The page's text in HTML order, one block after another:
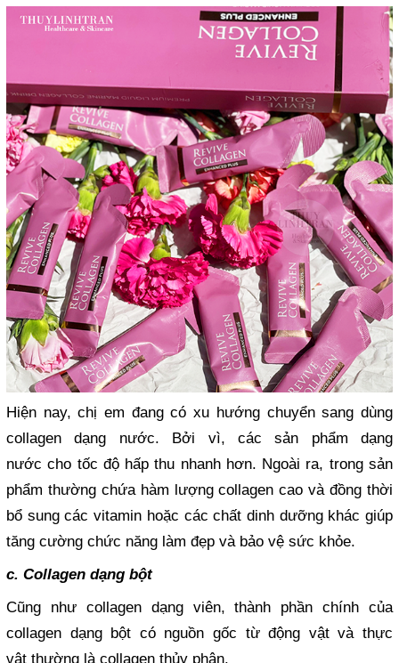
Hiện nay, chị em đang có xu hướng chuyển sang dùng
collagen dạng nước. Bởi vì, các sản phẩm dạng
nước cho tốc độ hấp thu nhanh hơn. Ngoài ra, trong sản
phẩm thường chứa hàm lượng collagen cao và đồng thời
bổ sung các vitamin hoặc các chất dinh dưỡng khác giúp
tăng cường chức năng làm đẹp và bảo vệ sức khỏe.
c. Collagen dạng bột
Cũng như collagen dạng viên, thành phần chính của
collagen dạng bột có nguồn gốc từ động vật và thực
vật thường là collagen thủy phân.